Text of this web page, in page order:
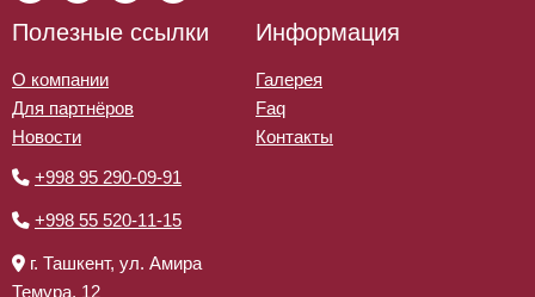
Полезные ссылки
О компании
Для партнёров
Новости
Информация
Галерея
Faq
Контакты
+998 95 290-09-91
+998 55 520-11-15
г. Ташкент, ул. Амира
Темура, 12